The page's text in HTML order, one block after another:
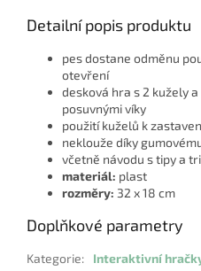
Detailní popis produktu
pes dostane odměnu
otevření
desková hra s 2 kužely
posuvnými víky
použití kuželů k
neklouže díky
včetně návodu s tipy a
materiál: plast
rozměry: 32 x 18 cm
Doplňkové parametry
Kategorie:
Interaktivní